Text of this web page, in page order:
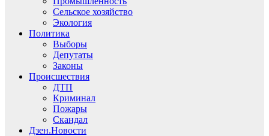
Сельское хозяйство
Экология
Политика
Выборы
Депутаты
Законы
Происшествия
ДТП
Криминал
Пожары
Скандал
Дзен.Новости